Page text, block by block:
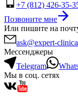
+7 (812) 426-35-
Позвоните мне
Или пишите на
ask@expert-
Мессенджеры
Telegram
Мы в соц. сетях